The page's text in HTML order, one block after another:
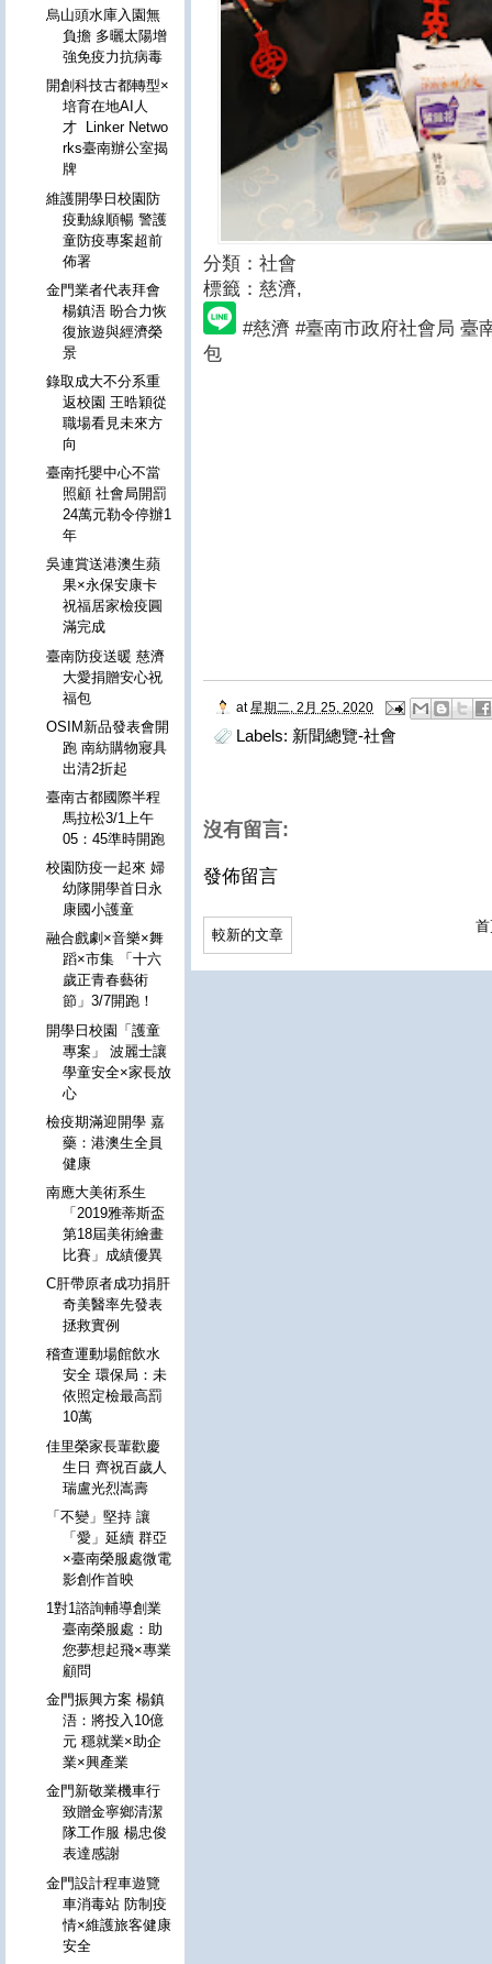
分類：社會
標籤：慈濟,
#慈濟 #臺南市政府社會局 臺
包
at 星期二, 2月 25, 2020
Labels: 新聞總覽-社會
沒有留言:
發佈留言
較新的文章
烏山頭水庫入園無
負擔 多曬太陽增
強免疫力抗病毒
開創科技古都轉型×
培育在地AI人
才 Linker Netwo
rks臺南辦公室揭
牌
維護開學日校園防
疫動線順暢 警護
童防疫專案超前
佈署
金門業者代表拜會
楊鎮浯 盼合力恢
復旅遊與經濟榮
景
錄取成大不分系重
返校園 王晧穎從
職場看見未來方
向
臺南托嬰中心不當
照顧 社會局開罰
24萬元勒令停辦1
年
吳連賞送港澳生蘋
果×永保安康卡
祝福居家檢疫圓
滿完成
臺南防疫送暖 慈濟
大愛捐贈安心祝
福包
OSIM新品發表會開
跑 南紡購物寢具
出清2折起
臺南古都國際半程
馬拉松3/1上午
05：45準時開跑
校園防疫一起來 婦
幼隊開學首日永
康國小護童
融合戲劇×音樂×舞
蹈×市集 「十六
歲正青春藝術
節」3/7開跑！
開學日校園「護童
專案」 波麗士讓
學童安全×家長放
心
檢疫期滿迎開學 嘉
藥：港澳生全員
健康
南應大美術系生
「2019雅蒂斯盃
第18屆美術繪畫
比賽」成績優異
C肝帶原者成功捐肝
奇美醫率先發表
拯救實例
稽查運動場館飲水
安全 環保局：未
依照定檢最高罰
10萬
佳里榮家長輩歡慶
生日 齊祝百歲人
瑞盧光烈嵩壽
「不變」堅持 讓
「愛」延續 群亞
×臺南榮服處微電
影創作首映
1對1諮詢輔導創業
臺南榮服處：助
您夢想起飛×專業
顧問
金門振興方案 楊鎮
浯：將投入10億
元 穩就業×助企
業×興產業
金門新敬業機車行
致贈金寧鄉清潔
隊工作服 楊忠俊
表達感謝
金門設計程車遊覽
車消毒站 防制疫
情×維護旅客健康
安全